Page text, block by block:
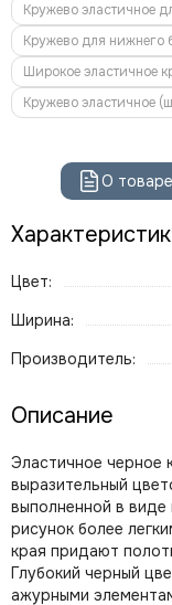
Кружево эластичное
Кружево для нижнего
Широкое эластичное
Кружево эластичное
О товаре
Цвет:
Ширина:
Производитель:
Описание
Эластичное черное
выразительный
выполненной в виде
рисунок более
края придают
Глубокий черный
ажурными